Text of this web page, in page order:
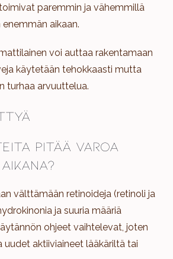
paremmin ja vähemmillä
aikaan.
voi auttaa rakentamaan
käytetään tehokkaasti mutta
turhaa arvuuttelua.
pitää varoa
välttämään retinoideja (retinoli ja
ja suuria määriä
ohjeet vaihtelevat, joten
uudet aktiiviaineet lääkäriltä tai